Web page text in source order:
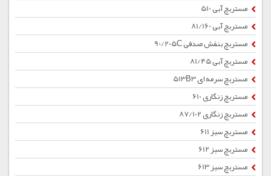
مستربچ آبی 510
مستربچ آبی 81/160
مستربچ بنفش صدفی 90/205C
مستربچ آبی 81/45
مستربچ سرمه ای 513B3
مستربچ زنگاری 610
مستربچ زنگاری 87/102
مستربچ سبز 611
مستربچ سبز 612
مستربچ سبز 613